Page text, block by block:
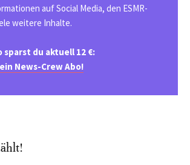
auf Social Media, den ESMR-
weitere Inhalte.
sparst du aktuell 12 €:
News-Crew Abo!